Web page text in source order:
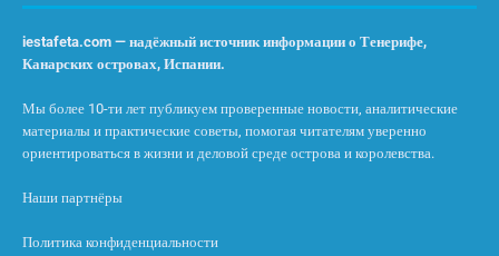
iestafeta.com — надёжный источник информации о Тенерифе,
Канарских островах, Испании.
Мы более 10-ти лет публикуем проверенные новости, аналитические
материалы и практические советы, помогая читателям уверенно
ориентироваться в жизни и деловой среде острова и королевства.
Наши партнёры
Политика конфиденциальности